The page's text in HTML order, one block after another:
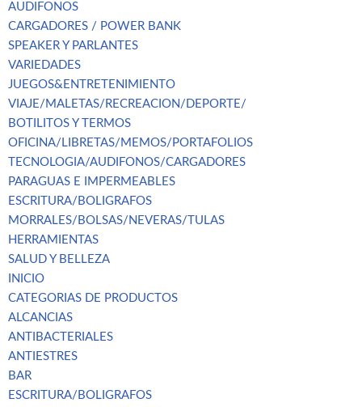
AUDIFONOS
CARGADORES / POWER BANK
SPEAKER Y PARLANTES
VARIEDADES
JUEGOS&ENTRETENIMIENTO
VIAJE/MALETAS/RECREACION/DEPORTE/
BOTILITOS Y TERMOS
OFICINA/LIBRETAS/MEMOS/PORTAFOLIOS
TECNOLOGIA/AUDIFONOS/CARGADORES
PARAGUAS E IMPERMEABLES
ESCRITURA/BOLIGRAFOS
MORRALES/BOLSAS/NEVERAS/TULAS
HERRAMIENTAS
SALUD Y BELLEZA
INICIO
CATEGORIAS DE PRODUCTOS
ALCANCIAS
ANTIBACTERIALES
ANTIESTRES
BAR
ESCRITURA/BOLIGRAFOS